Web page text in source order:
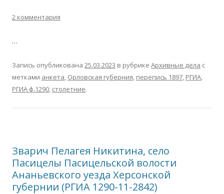
2 комментария
…
Запись опубликована 25.03.2023 в рубрике Архивные дела с
метками анкета, Орловская губерния, перепись 1897, РГИА,
РГИА ф.1290, столетние.
Зварич Пелагея Никитина, село
Пасицелы Пасицельской волости
Ананьевского уезда Херсонской
губернии (РГИА 1290-11-2842)